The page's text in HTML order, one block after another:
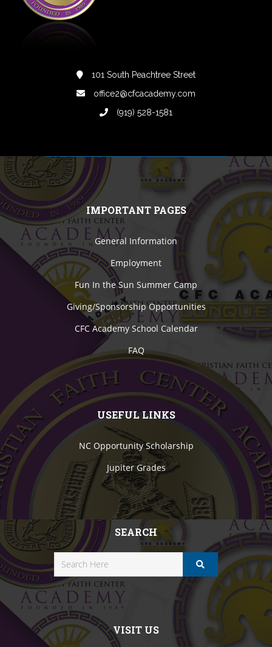
101 South Peachtree Street
office2@cfcacademy.com
(919) 528-1581
IMPORTANT PAGES
General Information
Employment
Fun In the Sun Summer Camp
Giving/Sponsorship Opportunities
CFC Academy School Calendar
FAQ
USEFUL LINKS
NC Opportunity Scholarship
Jupiter Grades
SEARCH
VISIT US